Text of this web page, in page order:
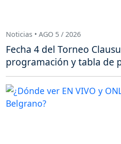
Noticias • AGO 5 / 2026
Fecha 4 del Torneo
programación y tabla de